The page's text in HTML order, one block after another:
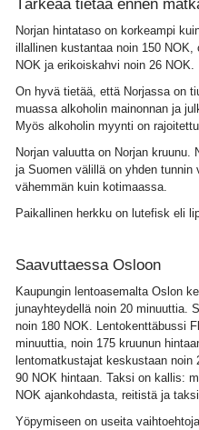
Tärkeää tietää ennen
Norjan hintataso on korkeampi
illallinen kustantaa noin 150
NOK ja erikoiskahvi noin 26 NOK.
On hyvä tietää, että Norjassa on
muassa alkoholin mainonnan ja
Myös alkoholin myynti on
Norjan valuutta on Norjan kruunu.
ja Suomen välillä on yhden tunnin
vähemmän kuin kotimaassa.
Paikallinen herkku on lutefisk eli
Saavuttaessa Osloon
Kaupungin lentoasemalta Oslon
junayhteydellä noin 20 minuuttia.
noin 180 NOK. Lentokenttäbussi
minuuttia, noin 175 kruunun
lentomatkustajat keskustaan
90 NOK hintaan. Taksi on kallis:
NOK ajankohdasta, reitistä ja
Yöpymiseen on useita